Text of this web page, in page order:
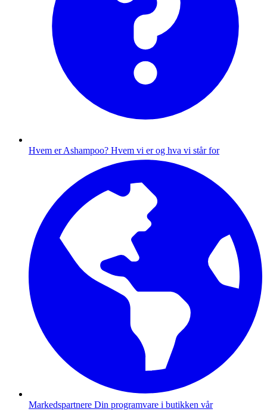
Hvem er Ashampoo? Hvem vi er og hva vi står for
Markedspartnere Din programvare i butikken vår